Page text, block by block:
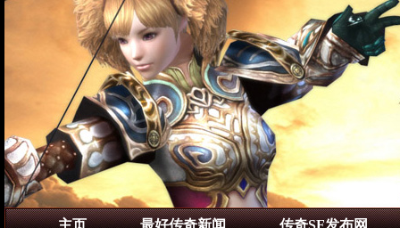
主页 最好传奇新闻 传奇SF发布网